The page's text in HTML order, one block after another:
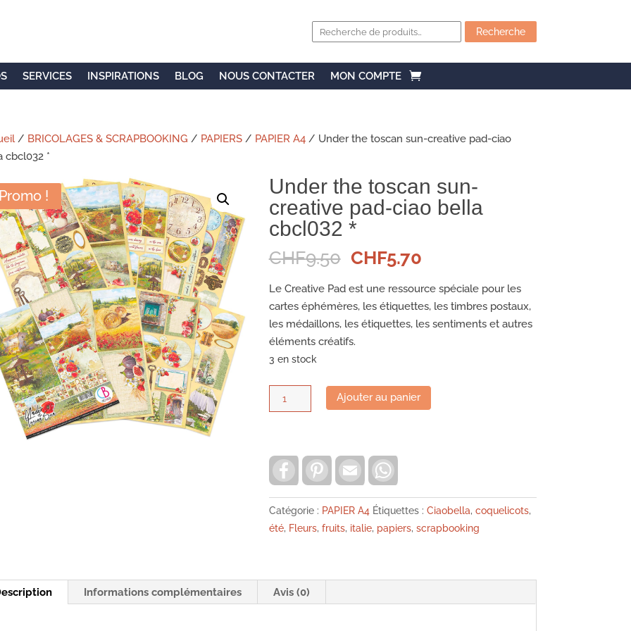
pour :
Recherche
SERVICES INSPIRATIONS BLOG NOUS CONTACTER MON COMPTE
/ BRICOLAGES & SCRAPBOOKING / PAPIERS/ PAPIER A4/ Under the toscan sun-creative pad-ciao
cbcl032 *
!
Under the toscan sun-
creative pad-ciao bella
cbcl032 *
CHF9.50 Le
initial
était :
CHF9.50.
CHF5.70Le
actuel
est :
CHF5.70.
Le Creative Pad est une ressource spéciale pour les
cartes éphémères, les étiquettes, les timbres postaux,
les médaillons, les étiquettes, les sentiments et autres
éléments créatifs.
3 en stock
de
toscan
sun-
creative
pad-
ciao
Ajouter au panier
c
e
b
o
o
n
t
e
e
a
i
l
a
t
s
p
Catégorie : PAPIER A4 Étiquettes : Ciaobella, coquelicots,
été, Fleurs, fruits, italie, papiers, scrapbooking
Informations complémentaires Avis (0)